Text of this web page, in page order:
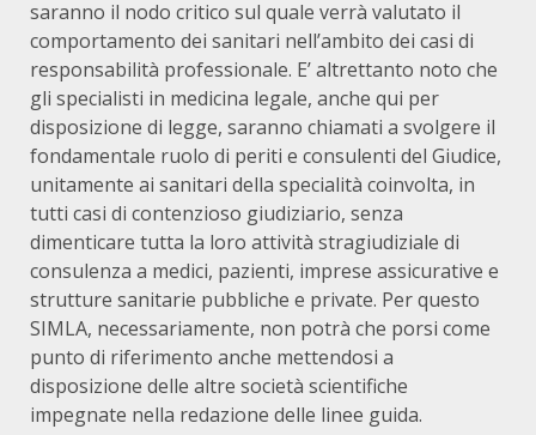
saranno il nodo critico sul quale verrà valutato il
comportamento dei sanitari nell’ambito dei casi di
responsabilità professionale. E’ altrettanto noto che
gli specialisti in medicina legale, anche qui per
disposizione di legge, saranno chiamati a svolgere il
fondamentale ruolo di periti e consulenti del Giudice,
unitamente ai sanitari della specialità coinvolta, in
tutti casi di contenzioso giudiziario, senza
dimenticare tutta la loro attività stragiudiziale di
consulenza a medici, pazienti, imprese assicurative e
strutture sanitarie pubbliche e private. Per questo
SIMLA, necessariamente, non potrà che porsi come
punto di riferimento anche mettendosi a
disposizione delle altre società scientifiche
impegnate nella redazione delle linee guida.